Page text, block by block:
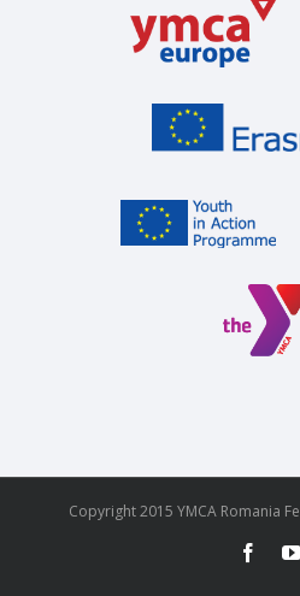
Copyright 2015 YMCA Romania